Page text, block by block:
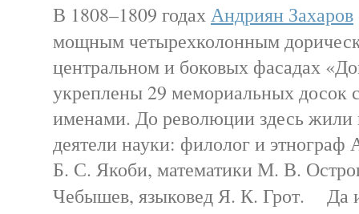
В 1808–1809 годахАндриян Захаров
мощным четырехколонным
центральном и боковых фасадах
укреплены 29 мемориальных досок
именами. До революции здесь
деятели науки: филолог и
Б. С. Якоби, математики М. В.
Чебышев, языковед Я. К. Грот. Да